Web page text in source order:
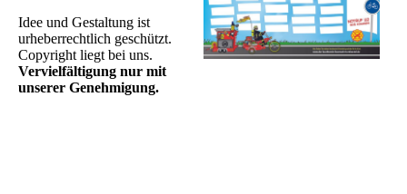
Idee und Gestaltung ist
urheberrechtlich geschützt.
Copyright liegt bei uns.
Vervielfältigung nur mit
unserer Genehmigung.